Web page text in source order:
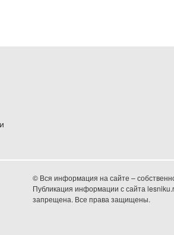
© Вся информация на сайте –
Публикация информации с сайта
запрещена. Все права защищены.